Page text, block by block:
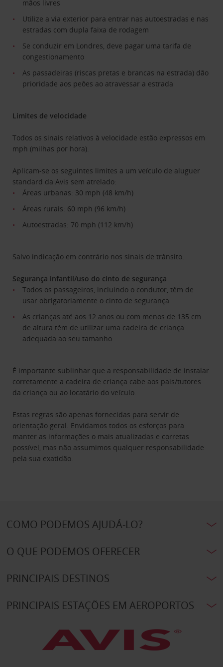
mãos livres
Utilize a via exterior para entrar nas autoestradas e nas
estradas com dupla faixa de rodagem
Se conduzir em Londres, deve pagar uma tarifa de
congestionamento
As passadeiras (riscas pretas e brancas na estrada) dão
prioridade aos peões ao atravessar a estrada
Limites de velocidade
Todos os sinais relativos à velocidade estão expressos em
mph (milhas por hora).
Aplicam-se os seguintes limites a um veículo de aluguer
standard da Avis sem atrelado:
Áreas urbanas: 30 mph (48 km/h)
Áreas rurais: 60 mph (96 km/h)
Autoestradas: 70 mph (112 km/h)
Salvo indicação em contrário nos sinais de trânsito.
Segurança infantil/uso do cinto de segurança
Todos os passageiros, incluindo o condutor, têm de
usar obrigatoriamente o cinto de segurança
As crianças até aos 12 anos ou com menos de 135 cm
de altura têm de utilizar uma cadeira de criança
adequada ao seu tamanho
É importante sublinhar que a responsabilidade de instalar
corretamente a cadeira de criança cabe aos pais/tutores
da criança ou ao locatário do veículo.
Estas regras são apenas fornecidas para servir de
orientação geral. Envidamos todos os esforços para
manter as informações o mais atualizadas e corretas
possível, mas não assumimos qualquer responsabilidade
pela sua exatidão.
COMO PODEMOS AJUDÁ-LO?
O QUE PODEMOS OFERECER
PRINCIPAIS DESTINOS
PRINCIPAIS ESTAÇÕES EM AEROPORTOS